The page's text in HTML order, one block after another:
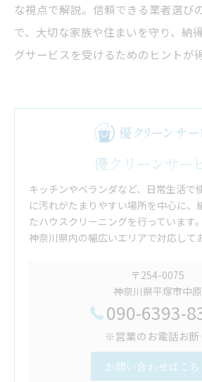
な視点で解説。信頼できる業者選び
で、大切な家族や住まいを守り、納
グサービスを受けるためのヒントが
優クリーンサー
キッチンやベランダなど、日常生活で
に汚れがたまりやすい場所を中心に、
たハウスクリーニングを行っています
神奈川県内の幅広いエリアで対応して
〒254-0075
神奈川県平塚市中原
090-6393-
※営業のお電話お断
お問い合わせはこち